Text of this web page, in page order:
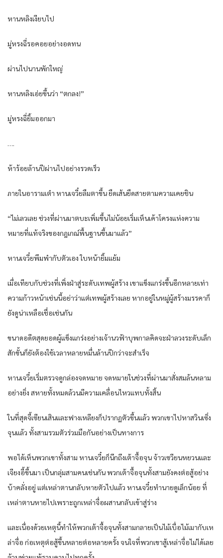
หานหลิงเงียบไป
มู่หรงฉี่รอคอยอย่างอดทน
ผ่านไปนานพักใหญ่
หานหลิงเอ่ยขึ้นว่า “ตกลง!”
มู่หรงฉี่ยิ้มออกมา
….
ห้าร้อยล้านปีผ่านไปอย่างรวดเร็ว
ภายในอารามเต๋า หานเจวี๋ยลืมตาขึ้น ยืดเส้นยืดสายตามความเคยชิน
“ไม่เลวเลย ช่วงที่ผ่านมาตบะเพิ่มขึ้นไม่น้อยเริ่มเห็นเค้าโครงแห่งความ
หมายที่แท้จริงของกฎเกณ์พื้นฐานขึ้นมาแล้ว”
หานเจวี๋ยพึมพำกับตัวเอง ใบหน้ายิ้มแย้ม
เมื่อเทียบกับช่วงที่เพิ่งฝ่าสู่ระดับเทพผู้สร้าง เขาแข็งแกร่งขึ้นอีกหลายเท่า
ความก้าวหน้าเช่นนี้อย่าว่าแต่เทพผู้สร้างเลย หากอยู่ในหมู่ผู้สร้างมรรคาก็
ยังดูน่าเหลือเชื่อเช่นกัน
ขนาดอดีตสุดยอดผู้แข็งแกร่งอย่างเจ้านวฟ้าบุพกาลคิดจะฝ่าลวงระดับเล็ก
สักขั้นก็ยังต้องใช้เวลาหลายหมื่นล้านปีกว่าจะสำเร็จ
หานเจวี๋ยเริ่มตรวจดูกล่องจดหมาย จดหมายในช่วงที่ผ่านมาสั่งสมล้นหลาม
อย่างยิ่ง สหายทั้งหมดล้วนมีความเคลื่อนไหวแทบทั้งสิ้น
ในที่สุดจี้เซียนเสินและฟางเหลียงก็ปรากฏตัวขึ้นแล้ว พวกเขาไปหาสวินเซิ่ง
จุนแล้ว ทั้งสามรวมตัวร่วมมือกันอย่างเป็นทางการ
พอได้เห็นพวกเขาทั้งสาม หานเจวี๋ยก็นึกถึงเต้าจื้อจุน จ้าวเซวียนหยวนและ
เจียงอี้ขึ้นมา เป็นกลุ่มสามคนเช่นกัน พวกเต้าจื้อจุนทั้งสามยังคงต่อสู้อย่าง
บ้าคลั่งอยู่ แต่เหล่าตานกลับหายตัวไปแล้ว หานเจวี๋ยทำนายดูเล็กน้อย ที่
เหล่าตานหายไปเพราะถูกเหล่าจื่อผสานกลับเข้าสู่ร่าง
และเนื่องด้วยเหตุนี้ทำให้พวกเต้าจื้อจุนทั้งสามกลายเป็นไม้เบื่อไม้เมากับเห
ล่าจื่อ ก่อเหตุต่อสู้ขึ้นหลายต่อหลายครั้ง จนใจที่พวกเขาสู้เหล่าจื่อไม่ได้เลย